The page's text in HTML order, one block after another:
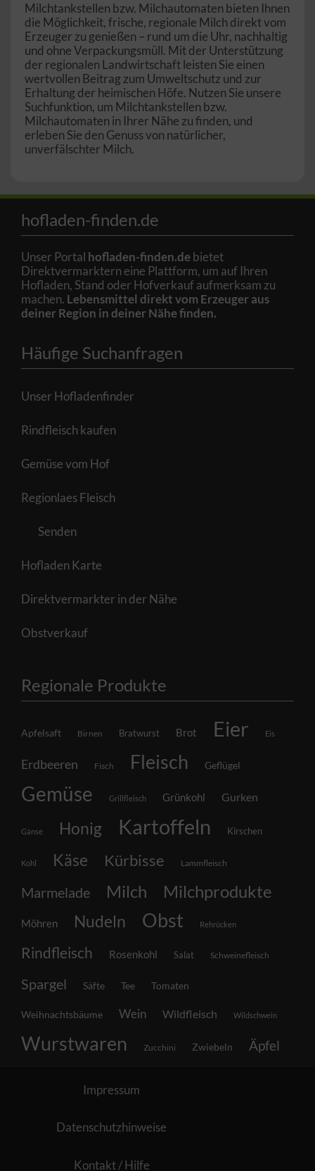
Milchtankstellen bzw. Milchautomaten bieten Ihnen
die Möglichkeit, frische, regionale Milch direkt vom
Erzeuger zu genießen – rund um die Uhr, nachhaltig
und ohne Verpackungsmüll. Mit der Unterstützung
der regionalen Landwirtschaft leisten Sie einen
wertvollen Beitrag zum Umweltschutz und zur
Erhaltung der heimischen Höfe. Nutzen Sie unsere
Suchfunktion, um Milchtankstellen bzw.
Milchautomaten in Ihrer Nähe zu finden, und
erleben Sie den Genuss von natürlicher,
unverfälschter Milch.
hofladen-finden.de
Unser Portal hofladen-finden.debietet
Direktvermarktern eine Plattform, um auf Ihren
Hofladen, Stand oder Hofverkauf aufmerksam zu
machen. Lebensmittel direkt vom Erzeuger aus
deiner Region in deiner Nähe finden.
Häufige Suchanfragen
Unser Hofladenfinder
Rindfleisch kaufen
Gemüse vom Hof
Regionlaes Fleisch
Senden
Hofladen Karte
Direktvermarkter in der Nähe
Obstverkauf
Regionale Produkte
Apfelsaft Birnen Bratwurst Brot Eier Eis
Erdbeeren Fisch Fleisch Geflügel
Gemüse Grillfleisch Grünkohl Gurken
Gänse Honig Kartoffeln Kirschen
Kohl Käse Kürbisse Lammfleisch
Marmelade Milch Milchprodukte
Möhren Nudeln Obst Rehrücken
Rindfleisch Rosenkohl Salat Schweinefleisch
Spargel Säfte Tee Tomaten
Weihnachtsbäume Wein Wildfleisch Wildschwein
Wurstwaren Zucchini Zwiebeln Äpfel
Impressum
Datenschutzhinweise
Kontakt / Hilfe